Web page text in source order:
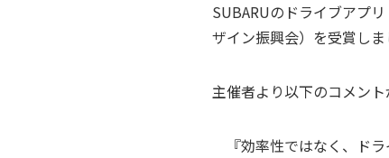
SUBARUのドライブアプリ
ザイン振興会）を受賞し
主催者より以下のコメント
『効率性ではなく、ド